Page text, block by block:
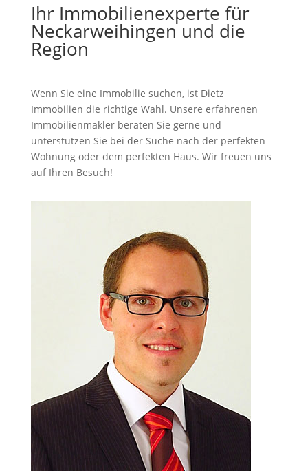
Ihr Immobilienexperte für
Neckarweihingen und die
Region
Wenn Sie eine Immobilie suchen, ist Dietz
Immobilien die richtige Wahl. Unsere erfahrenen
Immobilienmakler beraten Sie gerne und
unterstützen Sie bei der Suche nach der perfekten
Wohnung oder dem perfekten Haus. Wir freuen uns
auf Ihren Besuch!